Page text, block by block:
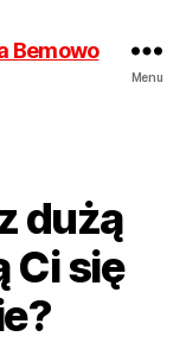
Menu
dużą
Ci się